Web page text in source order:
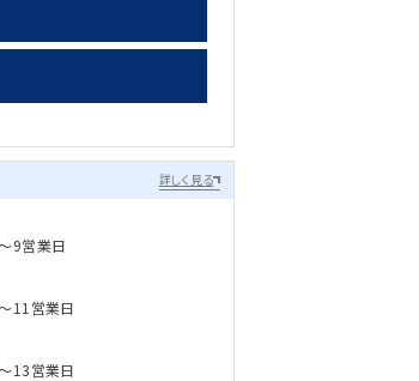
詳しく見る
9営業日
11営業日
13営業日